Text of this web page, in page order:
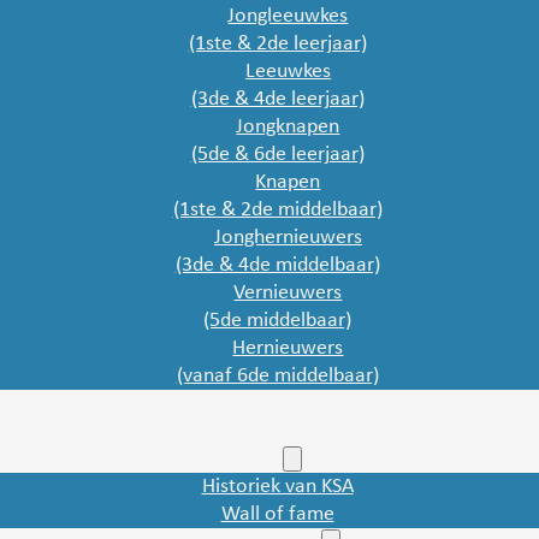
Jongleeuwkes
(1ste & 2de leerjaar)
Leeuwkes
(3de & 4de leerjaar)
Jongknapen
(5de & 6de leerjaar)
Knapen
(1ste & 2de middelbaar)
Jonghernieuwers
(3de & 4de middelbaar)
Vernieuwers
(5de middelbaar)
Hernieuwers
(vanaf 6de middelbaar)
Historiek van KSA
Wall of fame
voor verandering. Nu horen ze ‘officieel’ bij de oudere
KSA maken ze kennis met allerlei nieuwe en veel
te zoeken, een weekendje, allerlei zotte